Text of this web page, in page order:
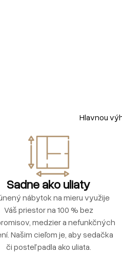
Hlavnou
Sadne ako uliaty
nábytok na mieru využije
Váš priestor na 100 % bez
medzier a nefunkčných
Našim cieľom je, aby sedačka
či posteľ padla ako uliata.